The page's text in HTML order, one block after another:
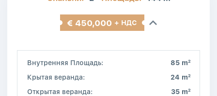
€ 450,000 + НДС
Внутренняя Площадь: 85 m2
Крытая веранда: 24 m2
Открытая веранда: 35 m2